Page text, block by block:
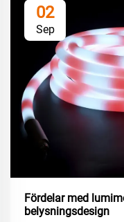
02
Sep
Fördelar med
belysningsdesign